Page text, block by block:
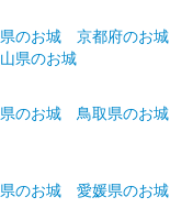
春限定城イラスト版
のお城 京都府のお城
県のお城
のお城 鳥取県のお城
のお城 愛媛県のお城